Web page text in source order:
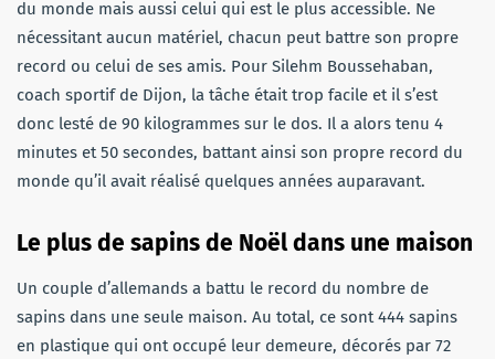
du monde mais aussi celui qui est le plus accessible. Ne
nécessitant aucun matériel, chacun peut battre son propre
record ou celui de ses amis. Pour Silehm Boussehaban,
coach sportif de Dijon, la tâche était trop facile et il s’est
donc lesté de 90 kilogrammes sur le dos. Il a alors tenu 4
minutes et 50 secondes, battant ainsi son propre record du
monde qu’il avait réalisé quelques années auparavant.
Le plus de sapins de Noël dans une maison
Un couple d’allemands a battu le record du nombre de
sapins dans une seule maison. Au total, ce sont 444 sapins
en plastique qui ont occupé leur demeure, décorés par 72